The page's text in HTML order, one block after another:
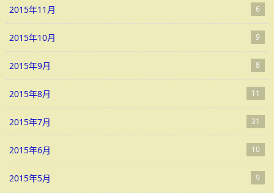
2015年11月 6
2015年10月 9
2015年9月 8
2015年8月 11
2015年7月 31
2015年6月 10
2015年5月 9